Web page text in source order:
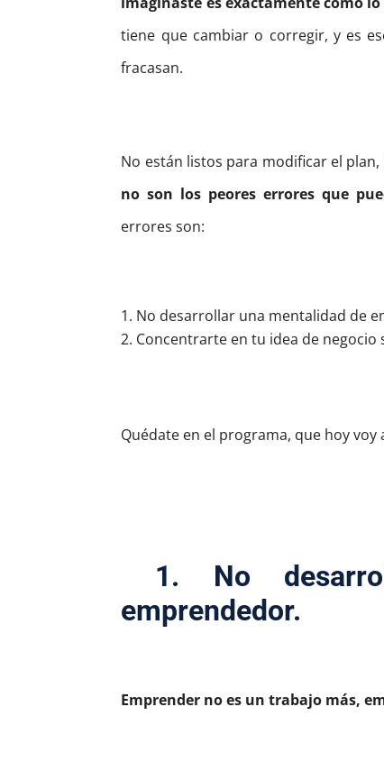
tiene que cambiar o corregir, y es
fracasan.
No están listos para modificar el
no son los peores errores que
errores son:
No desarrollar una mentalidad de
Concentrarte en tu idea de
Quédate en el programa, que hoy
1.
No
emprendedor.
Emprender no es un trabajo más,